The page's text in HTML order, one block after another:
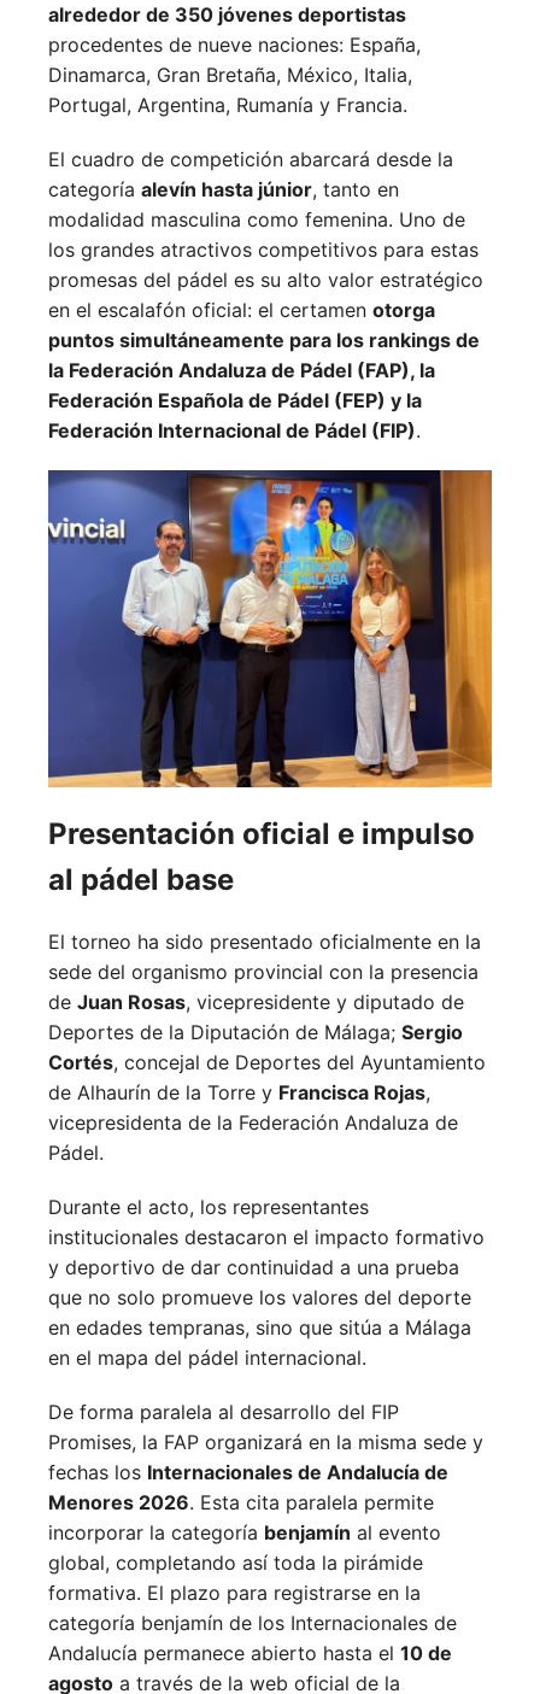
alrededor de 350 jóvenes deportistas
procedentes de nueve naciones: España,
Dinamarca, Gran Bretaña, México, Italia,
Portugal, Argentina, Rumanía y Francia.
El cuadro de competición abarcará desde la
categoría alevín hasta júnior, tanto en
modalidad masculina como femenina. Uno de
los grandes atractivos competitivos para estas
promesas del pádel es su alto valor estratégico
en el escalafón oficial: el certamen otorga
puntos simultáneamente para los rankings de
la Federación Andaluza de Pádel (FAP), la
Federación Española de Pádel (FEP) y la
Federación Internacional de Pádel (FIP).
Presentación oficial e impulso
al pádel base
El torneo ha sido presentado oficialmente en la
sede del organismo provincial con la presencia
de Juan Rosas, vicepresidente y diputado de
Deportes de la Diputación de Málaga; Sergio
Cortés, concejal de Deportes del Ayuntamiento
de Alhaurín de la Torre y Francisca Rojas,
vicepresidenta de la Federación Andaluza de
Pádel.
Durante el acto, los representantes
institucionales destacaron el impacto formativo
y deportivo de dar continuidad a una prueba
que no solo promueve los valores del deporte
en edades tempranas, sino que sitúa a Málaga
en el mapa del pádel internacional.
De forma paralela al desarrollo del FIP
Promises, la FAP organizará en la misma sede y
fechas los Internacionales de Andalucía de
Menores 2026. Esta cita paralela permite
incorporar la categoría benjamín al evento
global, completando así toda la pirámide
formativa. El plazo para registrarse en la
categoría benjamín de los Internacionales de
Andalucía permanece abierto hasta el 10 de
agosto a través de la web oficial de la